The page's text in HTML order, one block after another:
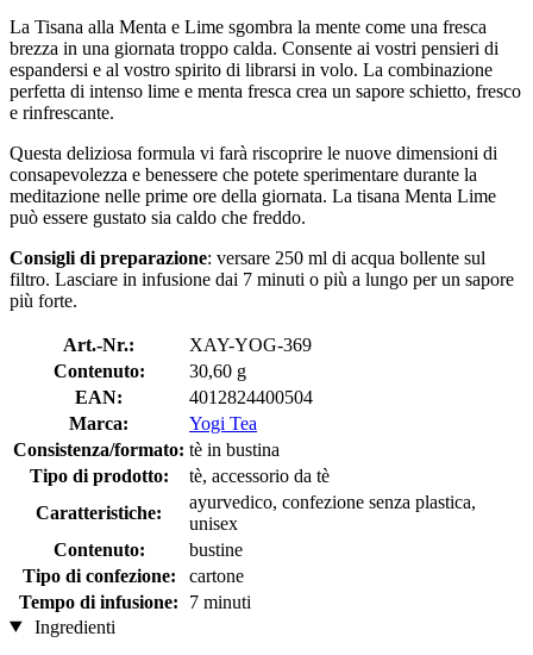
La Tisana alla Menta e Lime sgombra la mente come una fresca
brezza in una giornata troppo calda. Consente ai vostri pensieri di
espandersi e al vostro spirito di librarsi in volo. La combinazione
perfetta di intenso lime e menta fresca crea un sapore schietto, fresco
e rinfrescante.
Questa deliziosa formula vi farà riscoprire le nuove dimensioni di
consapevolezza e benessere che potete sperimentare durante la
meditazione nelle prime ore della giornata. La tisana Menta Lime
può essere gustato sia caldo che freddo.
Consigli di preparazione: versare 250 ml di acqua bollente sul
filtro. Lasciare in infusione dai 7 minuti o più a lungo per un sapore
più forte.
Art.-Nr.:
XAY-YOG-369
Contenuto:
30,60 g
EAN:
4012824400504
Marca:
Yogi Tea
Consistenza/formato: tè in bustina
Tipo di prodotto:
tè, accessorio da tè
Caratteristiche:
ayurvedico, confezione senza plastica,
unisex
Contenuto:
bustine
Tipo di confezione:
cartone
Tempo di infusione:
7 minuti
Ingredienti